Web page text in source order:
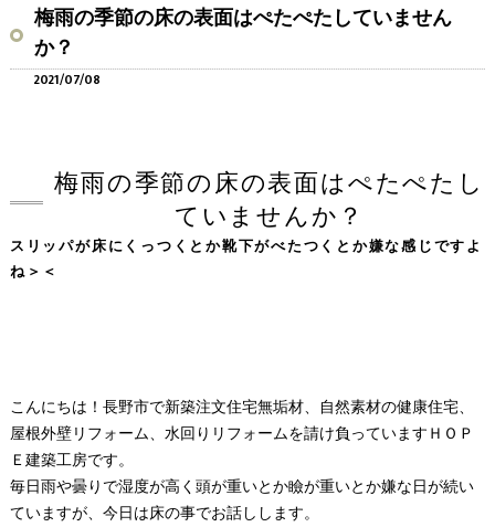
梅雨の季節の床の表面はぺたぺたしていません
か？
2021/07/08
梅雨の季節の床の表面はぺたぺたし
ていませんか？
スリッパが床にくっつくとか靴下がべたつくとか嫌な感じですよ
ね＞＜
こんにちは！長野市で新築注文住宅無垢材、自然素材の健康住宅、
屋根外壁リフォーム、水回りリフォームを請け負っていますＨＯＰ
Ｅ建築工房です。
毎日雨や曇りで湿度が高く頭が重いとか瞼が重いとか嫌な日が続い
ていますが、今日は床の事でお話しします。